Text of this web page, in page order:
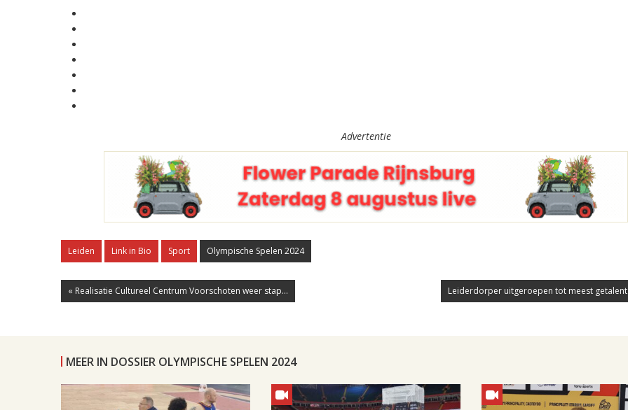
Advertentie
Leiden Link in Bio Sport Olympische Spelen 2024
« Realisatie Cultureel Centrum Voorschoten weer stap... Leiderdorper uitgeroepen tot meest
MEER IN DOSSIER OLYMPISCHE SPELEN 2024